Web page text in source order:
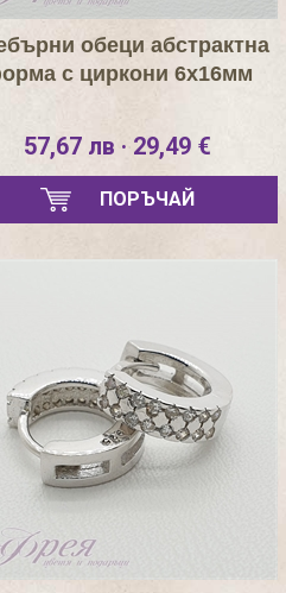
обеци абстрактна
с циркони 6х16мм
57,67 лв · 29,49 €
ПОРЪЧАЙ